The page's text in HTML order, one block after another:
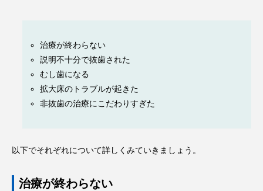
治療が終わらない
説明不十分で抜歯された
むし歯になる
拡大床のトラブルが起きた
非抜歯の治療にこだわりすぎた
以下でそれぞれについて詳しくみていきましょう。
治療が終わらない